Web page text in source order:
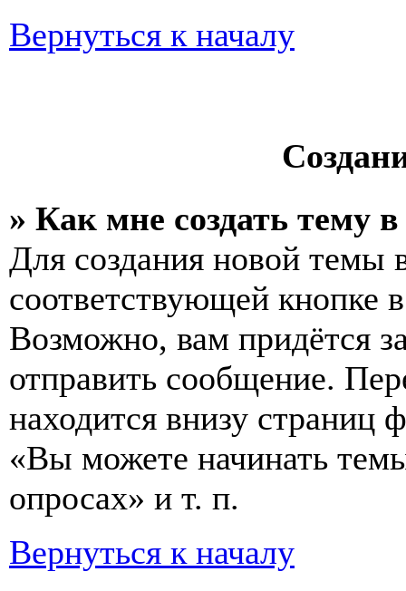
Вернуться к началу
» Как мне создать тему
Для создания новой темы
соответствующей кнопке
Возможно, вам придётся
отправить сообщение.
находится внизу
«Вы можете начинать
опросах» и т. п.
Вернуться к началу